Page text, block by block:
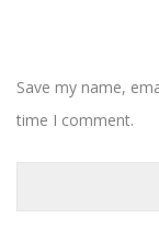
Save my name,
time I comment.